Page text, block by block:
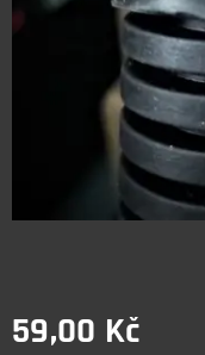
59,00 Kč